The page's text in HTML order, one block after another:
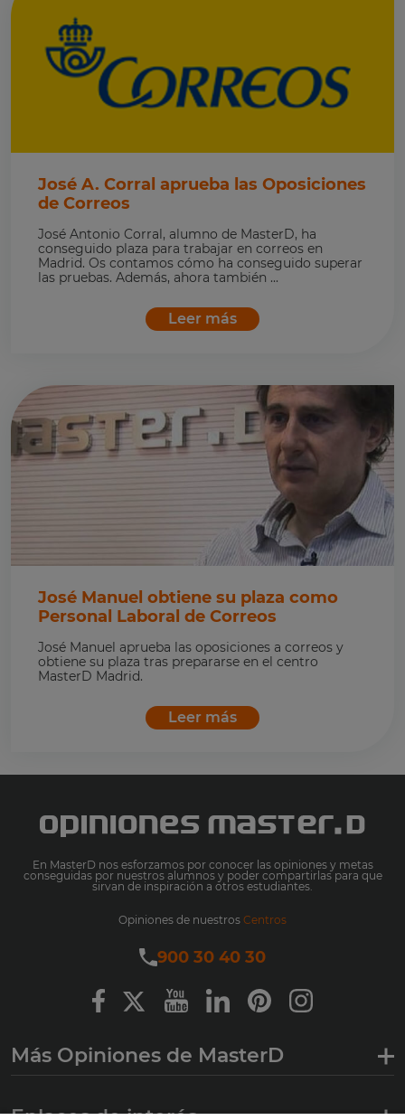
José A. Corral aprueba las Oposiciones
de Correos
José Antonio Corral, alumno de MasterD, ha
conseguido plaza para trabajar en correos en
Madrid. Os contamos cómo ha conseguido superar
las pruebas. Además, ahora también ...
Leer más
José Manuel obtiene su plaza como
Personal Laboral de Correos
José Manuel aprueba las oposiciones a correos y
obtiene su plaza tras prepararse en el centro
MasterD Madrid.
Leer más
En MasterD nos esforzamos por conocer las opiniones y metas
conseguidas por nuestros alumnos y poder compartirlas para que
sirvan de inspiración a otros estudiantes.
Opiniones de nuestros Centros
900 30 40 30
Más Opiniones de MasterD